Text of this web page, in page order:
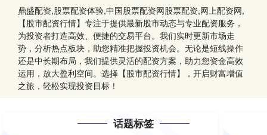
鼎盛配资,股票配资体验,中国股票配资网股票配资,网上配资网,
【股市配资行情】专注于提供最新股市动态与专业配资服务，
为投资者打造高效、便捷的交易平台。我们实时更新市场走
势，分析热点板块，助您精准把握投资机会。无论是短线操作
还是中长期布局，我们提供灵活的配资方案，助力您资金高效
运用，放大盈利空间。选择【股市配资行情】，开启财富增值
之旅，轻松实现投资目标！
话题标签